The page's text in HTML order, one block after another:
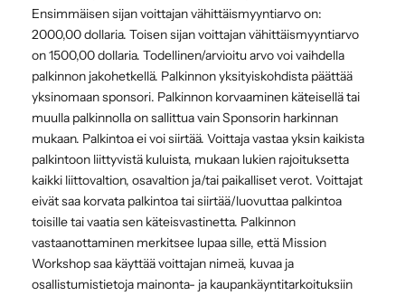
Ensimmäisen sijan voittajan vähittäismyyntiarvo on:
2000,00 dollaria. Toisen sijan voittajan vähittäismyyntiarvo
on 1500,00 dollaria. Todellinen/arvioitu arvo voi vaihdella
palkinnon jakohetkellä. Palkinnon yksityiskohdista päättää
yksinomaan sponsori. Palkinnon korvaaminen käteisellä tai
muulla palkinnolla on sallittua vain Sponsorin harkinnan
mukaan. Palkintoa ei voi siirtää. Voittaja vastaa yksin kaikista
palkintoon liittyvistä kuluista, mukaan lukien rajoituksetta
kaikki liittovaltion, osavaltion ja/tai paikalliset verot. Voittajat
eivät saa korvata palkintoa tai siirtää/luovuttaa palkintoa
toisille tai vaatia sen käteisvastinetta. Palkinnon
vastaanottaminen merkitsee lupaa sille, että Mission
Workshop saa käyttää voittajan nimeä, kuvaa ja
osallistumistietoja mainonta- ja kaupankäyntitarkoituksiin